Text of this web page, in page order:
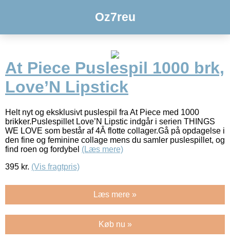
Oz7reu
At Piece Puslespil 1000 brk,
Love’N Lipstick
Helt nyt og eksklusivt puslespil fra At Piece med 1000
brikker.Puslespillet Love’N Lipstic indgår i serien THINGS
WE LOVE som består af 4Â flotte collager.Gå på opdagelse i
den fine og feminine collage mens du samler puslespillet, og
find roen og fordybel (Læs mere)
395 kr. (Vis fragtpris)
Læs mere »
Køb nu »